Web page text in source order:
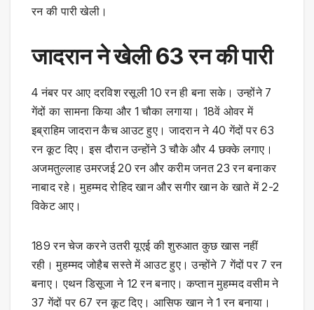
रन की पारी खेली।
जादरान ने खेली 63 रन की पारी
4 नंबर पर आए दरविश रसूली 10 रन ही बना सके। उन्‍होंने 7
गेंदों का सामना किया और 1 चौका लगाया। 18वें ओवर में
इब्राहिम जादरान कैच आउट हुए। जादरान ने 40 गेंदों पर 63
रन कूट दिए। इस दौरान उन्‍होंने 3 चौके और 4 छक्‍के लगाए।
अजमतुल्लाह उमरजई 20 रन और करीम जनत 23 रन बनाकर
नाबाद रहे। मुहम्मद रोहिद खान और सगीर खान के खाते में 2-2
विकेट आए।
189 रन चेज करने उतरी यूएई की शुरुआत कुछ खास नहीं
रही। मुहम्मद जोहैब सस्‍ते में आउट हुए। उन्‍होंने 7 गेंदों पर 7 रन
बनाए। एथन डिसूजा ने 12 रन बनाए। कप्‍तान मुहम्मद वसीम ने
37 गेंदों पर 67 रन कूट दिए। आसिफ खान ने 1 रन बनाया।